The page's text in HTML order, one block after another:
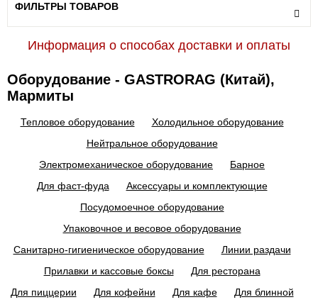
ФИЛЬТРЫ ТОВАРОВ
Информация о способах доставки и оплаты
Оборудование - GASTRORAG (Китай),
Мармиты
Тепловое оборудование
Холодильное оборудование
Нейтральное оборудование
Электромеханическое оборудование
Барное
Для фаст-фуда
Аксессуары и комплектующие
Посудомоечное оборудование
Упаковочное и весовое оборудование
Санитарно-гигиеническое оборудование
Линии раздачи
Прилавки и кассовые боксы
Для ресторана
Для пиццерии
Для кофейни Для кафе
Для блинной